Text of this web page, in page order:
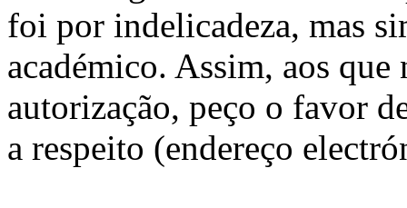
foi por indelicadeza, mas
académico. Assim, aos
autorização, peço o favor
a respeito (endereço